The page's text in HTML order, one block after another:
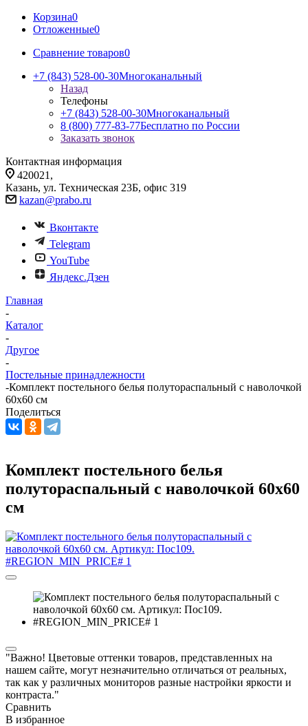
Корзина0
Отложенные0
Сравнение товаров0
+7 (843) 528-00-30Многоканальный
Назад
Телефоны
+7 (843) 528-00-30Многоканальный
8 (800) 777-83-77Бесплатно по России
Заказать звонок
Контактная информация
420021,
Казань, ул. Техническая 23Б, офис 319
kazan@prabo.ru
Вконтакте
Telegram
YouTube
Яндекс.Дзен
Главная
-
Каталог
-
Другое
-
Постельные принадлежности
-Комплект постельного белья полутораспальный с наволочкой
60х60 см
Поделиться
Комплект постельного белья
полутораспальный с наволочкой 60х60
см
"Важно! Цветовые оттенки товаров, представленных на
нашем сайте, могут незначительно отличаться от реальных,
так как у различных мониторов разные настройки яркости и
контраста."
Сравнить
В избранное